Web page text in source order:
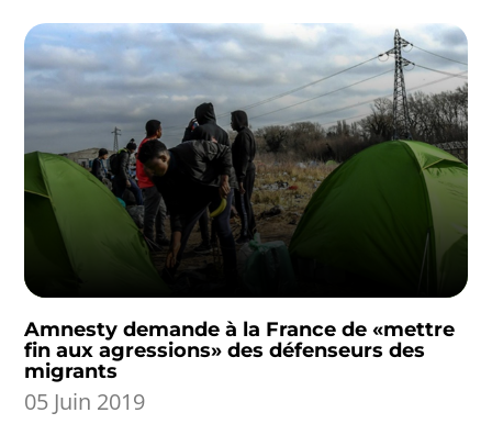
Amnesty demande à la France de «mettre
fin aux agressions» des défenseurs des
migrants
05 Juin 2019